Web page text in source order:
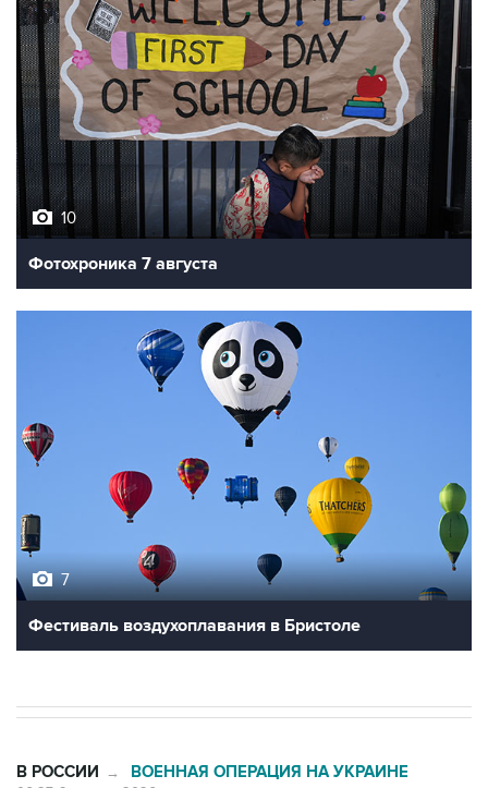
10
Фотохроника 7 августа
7
Фестиваль воздухоплавания в Бристоле
В РОССИИ → ВОЕННАЯ ОПЕРАЦИЯ НА УКРАИНЕ